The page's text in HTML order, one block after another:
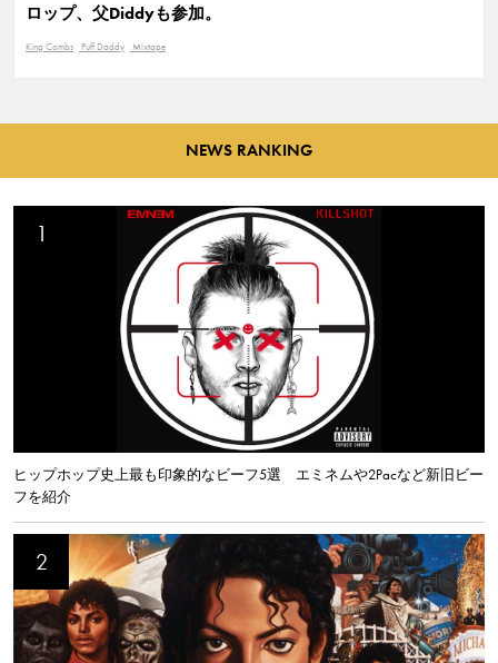
ロップ、父Diddyも参加。
King Combs Puff Daddy Mixtape
NEWS RANKING
ヒップホップ史上最も印象的なビーフ5選 エミネムや2Pacなど新旧ビー
フを紹介